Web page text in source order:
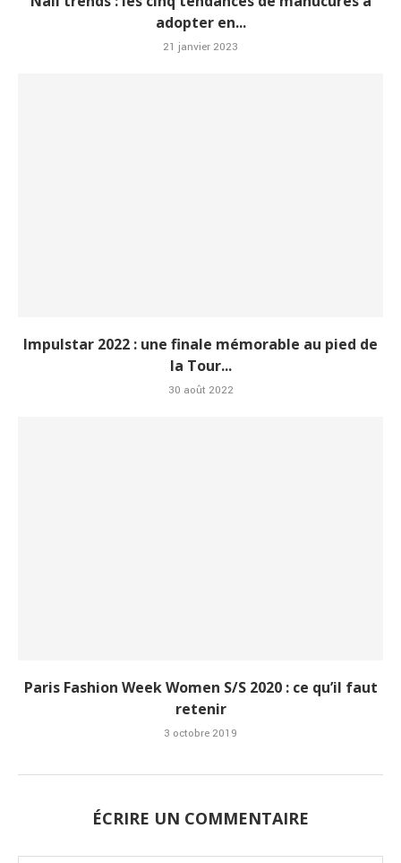
adopter en...
21 janvier 2023
Impulstar 2022 : une finale mémorable au pied de
la Tour...
30 août 2022
Paris Fashion Week Women S/S 2020 : ce qu’il faut
retenir
3 octobre 2019
ÉCRIRE UN COMMENTAIRE